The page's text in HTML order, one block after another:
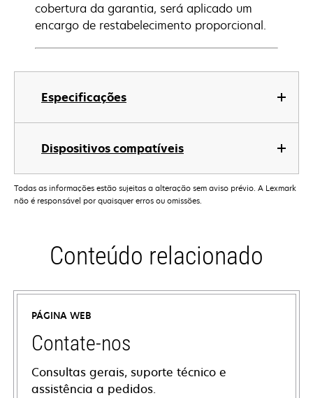
Especificações
Dispositivos compatíveis
cobertura da garantia, será aplicado um
encargo de restabelecimento proporcional.
Todas as informações estão sujeitas a alteração sem aviso prévio. A Lexmark
não é responsável por quaisquer erros ou omissões.
Conteúdo relacionado
PÁGINA WEB
Contate-nos
Consultas gerais, suporte técnico e
assistência a pedidos.